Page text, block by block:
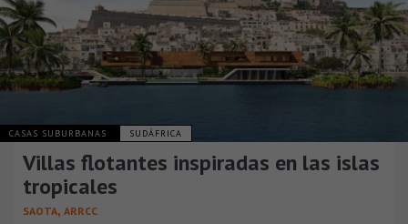
CASAS SUBURBANAS SUDÁFRICA
Villas flotantes inspiradas en las islas
tropicales
SAOTA, ARRCC